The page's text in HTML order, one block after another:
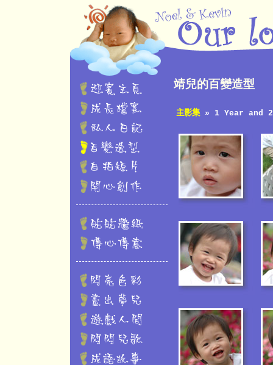
靖兒的百變造型
主影集» 1 Year and